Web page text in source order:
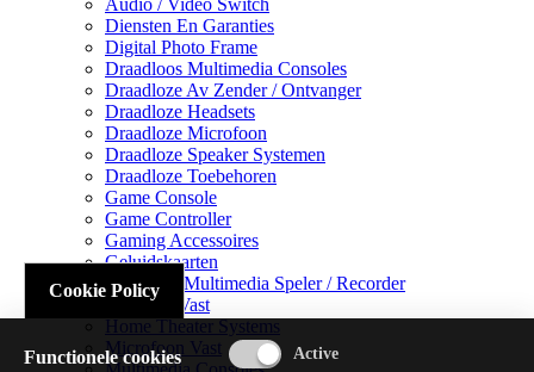
Audio / Video Switch
Diensten En Garanties
Digital Photo Frame
Draadloos Multimedia Consoles
Draadloze Av Zender / Ontvanger
Draadloze Headsets
Draadloze Microfoon
Draadloze Speaker Systemen
Draadloze Toebehoren
Game Console
Game Controller
Gaming Accessoires
Geluidskaarten
Handheld Multimedia Speler / Recorder
Headsets Vast
Home Theater Systems
Microfoon Vast
Cookie Policy
Functionele cookies